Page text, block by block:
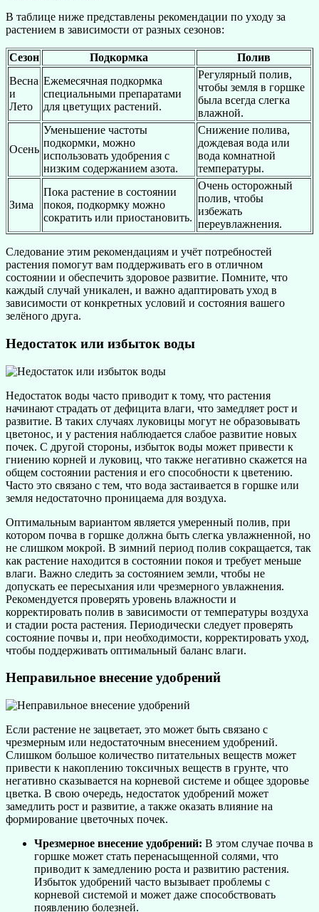
В таблице ниже представлены рекомендации по уходу за
растением в зависимости от разных сезонов:
Сезон Подкормка
Полив
Весна
и
Лето
Ежемесячная подкормка
специальными препаратами
для цветущих растений.
Регулярный полив,
чтобы земля в горшке
была всегда слегка
влажной.
Осень
Уменьшение частоты
подкормки, можно
использовать удобрения с
низким содержанием азота.
Снижение полива,
дождевая вода или
вода комнатной
температуры.
Зима
Пока растение в состоянии
покоя, подкормку можно
сократить или приостановить.
Очень осторожный
полив, чтобы
избежать
переувлажнения.
Следование этим рекомендациям и учёт потребностей
растения помогут вам поддерживать его в отличном
состоянии и обеспечить здоровое развитие. Помните, что
каждый случай уникален, и важно адаптировать уход в
зависимости от конкретных условий и состояния вашего
зелёного друга.
Недостаток или избыток воды
Недостаток воды часто приводит к тому, что растения
начинают страдать от дефицита влаги, что замедляет рост и
развитие. В таких случаях луковицы могут не образовывать
цветонос, и у растения наблюдается слабое развитие новых
почек. С другой стороны, избыток воды может привести к
гниению корней и луковиц, что также негативно скажется на
общем состоянии растения и его способности к цветению.
Часто это связано с тем, что вода застаивается в горшке или
земля недостаточно проницаема для воздуха.
Оптимальным вариантом является умеренный полив, при
котором почва в горшке должна быть слегка увлажненной, но
не слишком мокрой. В зимний период полив сокращается, так
как растение находится в состоянии покоя и требует меньше
влаги. Важно следить за состоянием земли, чтобы не
допускать ее пересыхания или чрезмерного увлажнения.
Рекомендуется проверять уровень влажности и
корректировать полив в зависимости от температуры воздуха
и стадии роста растения. Периодически следует проверять
состояние почвы и, при необходимости, корректировать уход,
чтобы поддерживать оптимальный баланс влаги.
Неправильное внесение удобрений
Если растение не зацветает, это может быть связано с
чрезмерным или недостаточным внесением удобрений.
Слишком большое количество питательных веществ может
привести к накоплению токсичных веществ в грунте, что
негативно сказывается на корневой системе и общее здоровье
цветка. В свою очередь, недостаток удобрений может
замедлить рост и развитие, а также оказать влияние на
формирование цветочных почек.
Чрезмерное внесение удобрений: В этом случае почва в
горшке может стать перенасыщенной солями, что
приводит к замедлению роста и развитию растения.
Избыток удобрений часто вызывает проблемы с
корневой системой и может даже способствовать
появлению болезней.